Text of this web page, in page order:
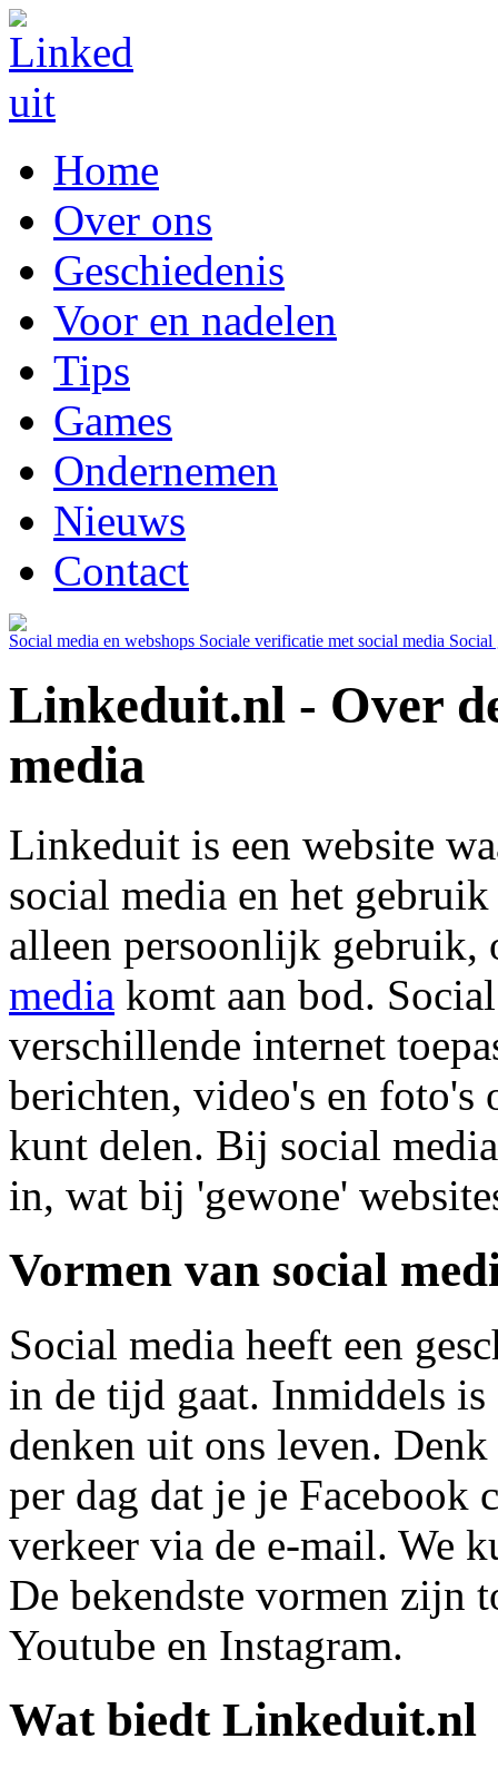
Home
Over ons
Geschiedenis
Voor en nadelen
Tips
Games
Ondernemen
Nieuws
Contact
Social media en webshops Sociale verificatie met social media Social
Linkeduit.nl - Over
media
Linkeduit is een website
social media en het
alleen persoonlijk
media komt aan bod.
verschillende internet
berichten, video's en foto's
kunt delen. Bij social
in, wat bij 'gewone'
Vormen van social
Social media heeft een
in de tijd gaat. Inmiddels
denken uit ons leven. Denk
per dag dat je je Facebook
verkeer via de e-mail. We
De bekendste vormen zijn
Youtube en Instagram.
Wat biedt Linkeduit.nl